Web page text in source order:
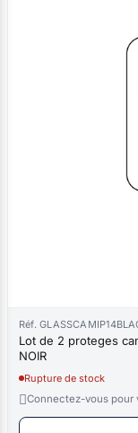
Réf.
Lot de 2 proteges
NOIR
Rupture de stock
Connectez-vous pour